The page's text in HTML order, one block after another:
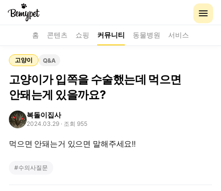
홈 콘텐츠 쇼핑 커뮤니티 동물병원 서비스
고양이 Q&A
고양이가 입쪽을 수술했는데 먹으면
안돼는게 있을까요?
복돌이집사
2024.03.29 · 조회 955
먹으면 안돼는거 있으면 말해주세요!!
#수의사질문